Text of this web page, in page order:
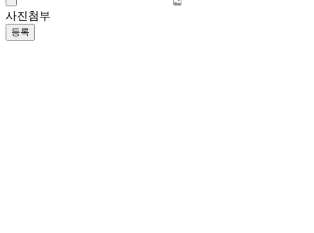
사진첨부
등록